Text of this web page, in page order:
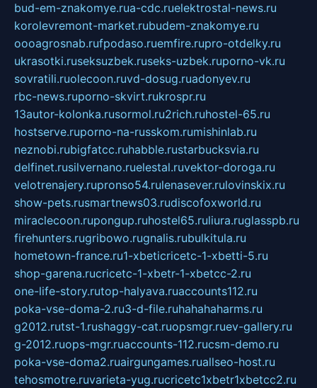
bud-em-znakomye.rua-cdc.ruelektrostal-news.ru
korolevremont-market.rubudem-znakomye.ru
oooagrosnab.rufpodaso.ruemfire.rupro-otdelky.ru
ukrasotki.ruseksuzbek.ruseks-uzbek.ruporno-vk.ru
sovratili.ruolecoon.ruvd-dosug.ruadonyev.ru
rbc-news.ruporno-skvirt.rukrospr.ru
13autor-kolonka.rusormol.ru2rich.ruhostel-65.ru
hostserve.ruporno-na-russkom.rumishinlab.ru
neznobi.rubigfatcc.ruhabble.rustarbucksvia.ru
delfinet.rusilvernano.ruelestal.ruvektor-doroga.ru
velotrenajery.rupronso54.rulenasever.rulovinskix.ru
show-pets.rusmartnews03.rudiscofoxworld.ru
miraclecoon.rupongup.ruhostel65.ruliura.ruglasspb.ru
firehunters.rugribowo.rugnalis.rubulkitula.ru
hometown-france.ru1-xbeticricetc-1-xbetti-5.ru
shop-garena.rucricetc-1-xbetr-1-xbetcc-2.ru
one-life-story.rutop-halyava.ruaccounts112.ru
poka-vse-doma-2.ru3-d-file.ruhahahaharms.ru
g2012.rutst-1.rushaggy-cat.ruopsmgr.ruev-gallery.ru
g-2012.ruops-mgr.ruaccounts-112.rucsm-demo.ru
poka-vse-doma2.ruairgungames.ruallseo-host.ru
tehosmotre.ruvarieta-yug.rucricetc1xbetr1xbetcc2.ru